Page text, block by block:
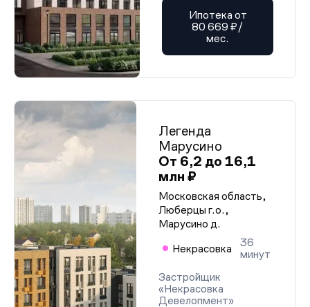
Ипотека от
80 669 ₽/
мес.
Легенда
Марусино
От 6,2 до 16,1
млн ₽
Московская область,
Люберцы г.о.,
Марусино д.
Некрасовка
36
минут
Застройщик
«Некрасовка
Девелопмент»